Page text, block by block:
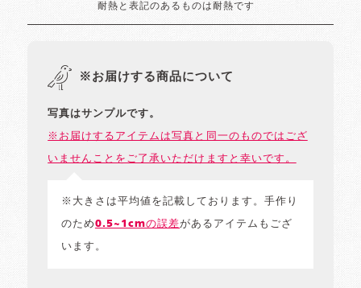
耐熱と表記のあるものは耐熱です
※お届けする商品について
写真はサンプルです。
※お届けするアイテムは写真と同一のものではござ
いませんことをご了承いただけますと幸いです。
※大きさは平均値を記載しております。手作り
のため0.5~1cmの誤差があるアイテムもござ
います。